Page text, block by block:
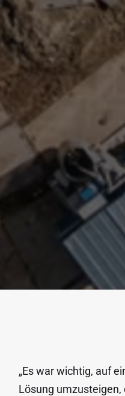
„Es war wichtig, auf
Lösung